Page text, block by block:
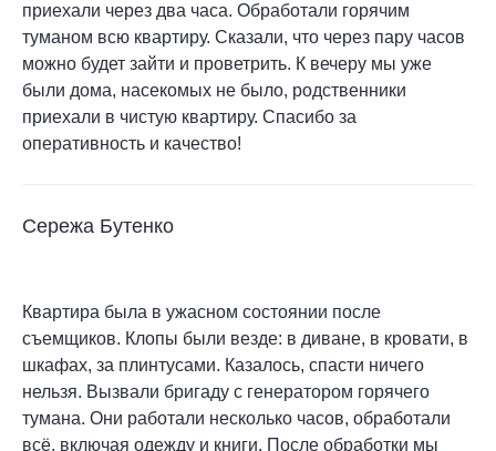
приехали через два часа. Обработали горячим
туманом всю квартиру. Сказали, что через пару часов
можно будет зайти и проветрить. К вечеру мы уже
были дома, насекомых не было, родственники
приехали в чистую квартиру. Спасибо за
оперативность и качество!
Сережа Бутенко
Квартира была в ужасном состоянии после
съемщиков. Клопы были везде: в диване, в кровати, в
шкафах, за плинтусами. Казалось, спасти ничего
нельзя. Вызвали бригаду с генератором горячего
тумана. Они работали несколько часов, обработали
всё, включая одежду и книги. После обработки мы